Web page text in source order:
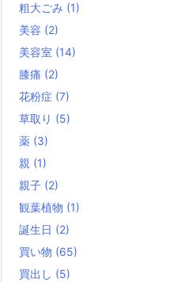
粗大ごみ (1)
美容 (2)
美容室 (14)
膝痛 (2)
花粉症 (7)
草取り (5)
薬 (3)
親 (1)
親子 (2)
観葉植物 (1)
誕生日 (2)
買い物 (65)
買出し (5)